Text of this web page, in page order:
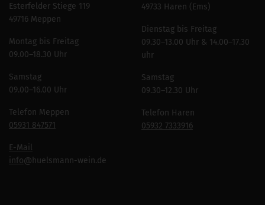
Esterfelder Stiege 119
49716 Meppen
Montag bis Freitag
09.00–18.30 Uhr
Samstag
09.00–16.00 Uhr
Telefon Meppen
05931 847571
E-Mail
info@huelsmann-wein.de
49733 Haren (Ems)
Dienstag bis Freitag
09.30–13.00 Uhr & 14.00–17.30
uhr
Samstag
09.30–12.30 Uhr
Telefon Haren
05932 7333916